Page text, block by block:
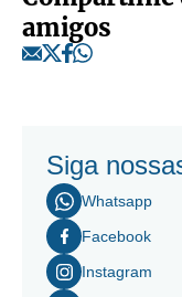
amigos
Siga
Whatsapp
Facebook
Instagram